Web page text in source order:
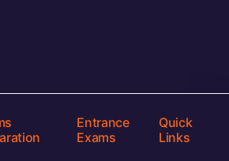
Entrance
Exams
Quick
Links